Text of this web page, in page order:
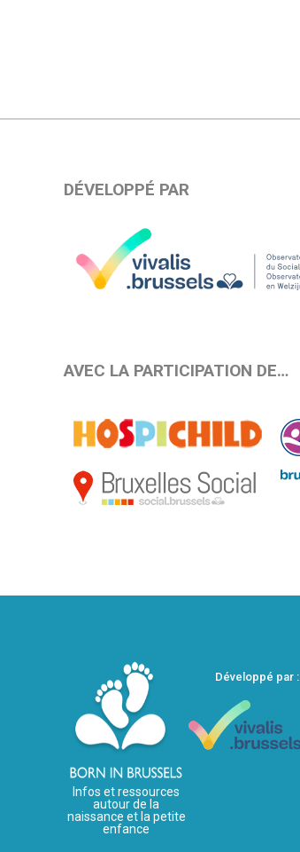
DÉVELOPPÉ PAR
AVEC LA PARTICIPATION DE…
Infos et ressources
autour de la
naissance et la petite
enfance
Développé par :